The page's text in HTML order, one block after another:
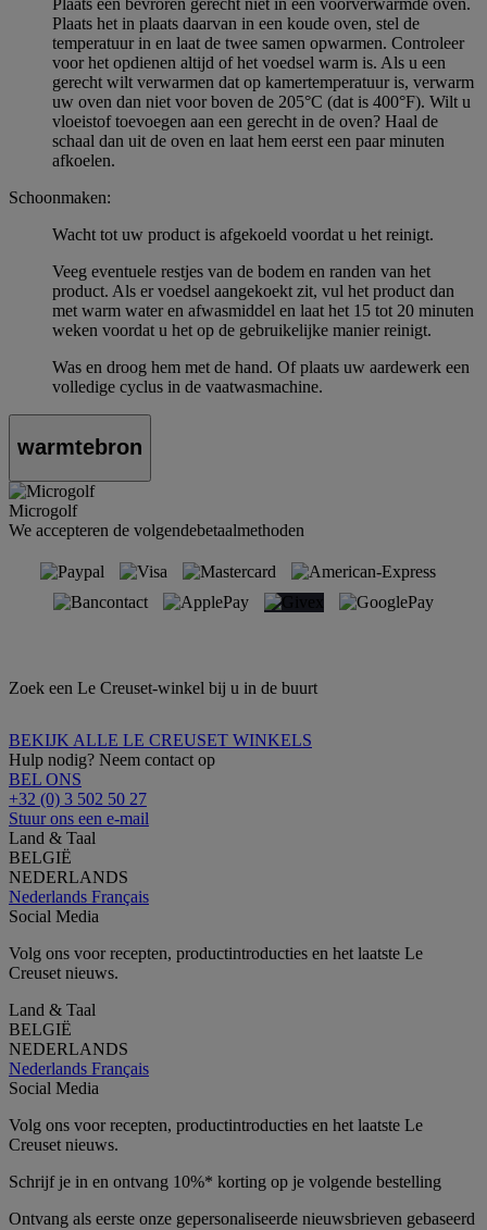
Plaats het in plaats daarvan in een koude oven, stel de
temperatuur in en laat de twee samen opwarmen. Controleer
voor het opdienen altijd of het voedsel warm is. Als u een
gerecht wilt verwarmen dat op kamertemperatuur is, verwarm
uw oven dan niet voor boven de 205°C (dat is 400°F). Wilt u
vloeistof toevoegen aan een gerecht in de oven? Haal de
schaal dan uit de oven en laat hem eerst een paar minuten
afkoelen.
Schoonmaken:
Wacht tot uw product is afgekoeld voordat u het reinigt.
Veeg eventuele restjes van de bodem en randen van het
product. Als er voedsel aangekoekt zit, vul het product dan
met warm water en afwasmiddel en laat het 15 tot 20 minuten
weken voordat u het op de gebruikelijke manier reinigt.
Was en droog hem met de hand. Of plaats uw aardewerk een
volledige cyclus in de vaatwasmachine.
warmtebron
Microgolf
We accepteren de volgendebetaalmethoden
Zoek een Le Creuset-winkel bij u in de buurt
BEKIJK ALLE LE CREUSET WINKELS
Hulp nodig? Neem contact op
BEL ONS
+32 (0) 3 502 50 27
Stuur ons een e-mail
Land & Taal
BELGIË
NEDERLANDS
Nederlands Français
Social Media
Volg ons voor recepten, productintroducties en het laatste Le
Creuset nieuws.
Land & Taal
BELGIË
NEDERLANDS
Nederlands Français
Social Media
Volg ons voor recepten, productintroducties en het laatste Le
Creuset nieuws.
Schrijf je in en ontvang 10%* korting op je volgende bestelling
Ontvang als eerste onze gepersonaliseerde nieuwsbrieven gebaseerd